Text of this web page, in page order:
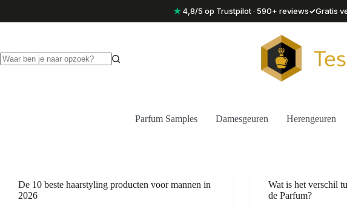
★4,8/5 op Trustpilot · 590+ reviews✓Gratis
Parfum Samples Damesgeuren Herengeuren
De 10 beste haarstyling producten voor mannen in
2026
Wat is het verschil
de Parfum?